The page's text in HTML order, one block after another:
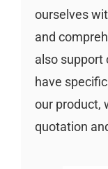
ourselves
and
also support
have
our product,
quotation